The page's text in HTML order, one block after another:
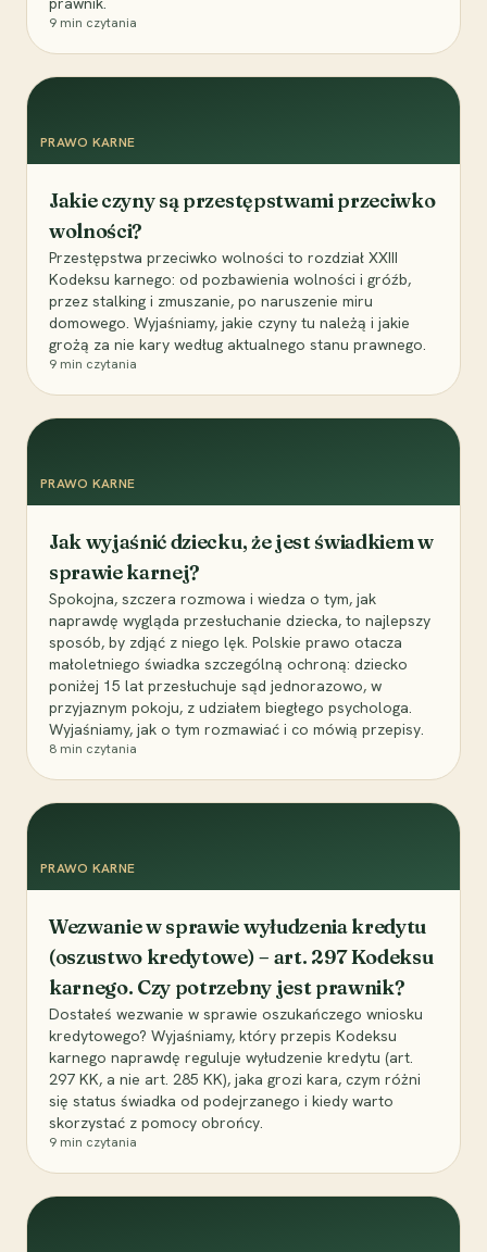
9 min czytania
PRAWO KARNE
Jakie czyny są przestępstwami przeciwko
wolności?
Przestępstwa przeciwko wolności to rozdział XXIII
Kodeksu karnego: od pozbawienia wolności i gróźb,
przez stalking i zmuszanie, po naruszenie miru
domowego. Wyjaśniamy, jakie czyny tu należą i jakie
grożą za nie kary według aktualnego stanu prawnego.
9 min czytania
PRAWO KARNE
Jak wyjaśnić dziecku, że jest świadkiem w
sprawie karnej?
Spokojna, szczera rozmowa i wiedza o tym, jak
naprawdę wygląda przesłuchanie dziecka, to najlepszy
sposób, by zdjąć z niego lęk. Polskie prawo otacza
małoletniego świadka szczególną ochroną: dziecko
poniżej 15 lat przesłuchuje sąd jednorazowo, w
przyjaznym pokoju, z udziałem biegłego psychologa.
Wyjaśniamy, jak o tym rozmawiać i co mówią przepisy.
8 min czytania
PRAWO KARNE
Wezwanie w sprawie wyłudzenia kredytu
(oszustwo kredytowe) – art. 297 Kodeksu
karnego. Czy potrzebny jest prawnik?
Dostałeś wezwanie w sprawie oszukańczego wniosku
kredytowego? Wyjaśniamy, który przepis Kodeksu
karnego naprawdę reguluje wyłudzenie kredytu (art.
297 KK, a nie art. 285 KK), jaka grozi kara, czym różni
się status świadka od podejrzanego i kiedy warto
skorzystać z pomocy obrońcy.
9 min czytania